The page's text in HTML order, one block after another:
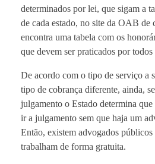
determinados por lei, que sigam a
de cada estado, no site da OAB de
encontra uma tabela com os
que devem ser praticados por todos
De acordo com o tipo de serviço a
tipo de cobrança diferente, ainda,
julgamento o Estado determina
ir a julgamento sem que haja um
Então, existem advogados públicos
trabalham de forma gratuita.